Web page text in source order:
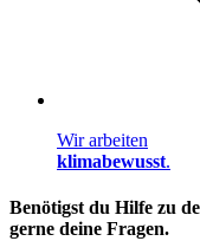
Wir arbeiten
klimabewusst.
Benötigst du Hilfe zu
gerne deine Fragen.